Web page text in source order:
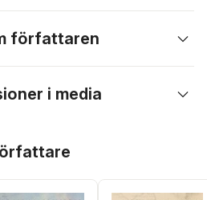
författaren
i media